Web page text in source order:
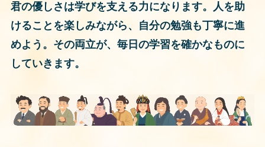
君の優しさは学びを支える力になります。人を助
けることを楽しみながら、自分の勉強も丁寧に進
めよう。その両立が、毎日の学習を確かなものに
していきます。